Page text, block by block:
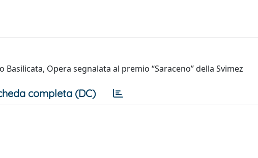
Opera segnalata al premio “Saraceno” della Svimez
completa (DC)